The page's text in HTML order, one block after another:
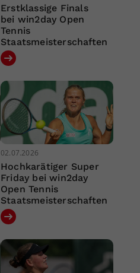
Erstklassige Finals
bei win2day Open
Tennis
Staatsmeisterschaften
02.07.2026
Hochkarätiger Super
Friday bei win2day
Open Tennis
Staatsmeisterschaften